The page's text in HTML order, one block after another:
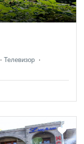
Телевизор